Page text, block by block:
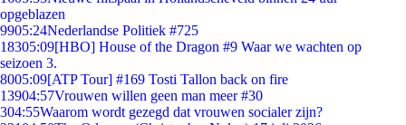
opgeblazen
9905:24Nederlandse Politiek #725
18305:09[HBO] House of the Dragon #9 Waar we wachten op
seizoen 3.
8005:09[ATP Tour] #169 Tosti Tallon back on fire
13904:57Vrouwen willen geen man meer #30
304:55Waarom wordt gezegd dat vrouwen socialer zijn?